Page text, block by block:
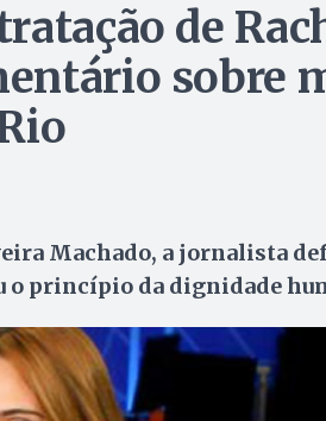
de
sobre
Machado, a jornalista
o princípio da dignidade